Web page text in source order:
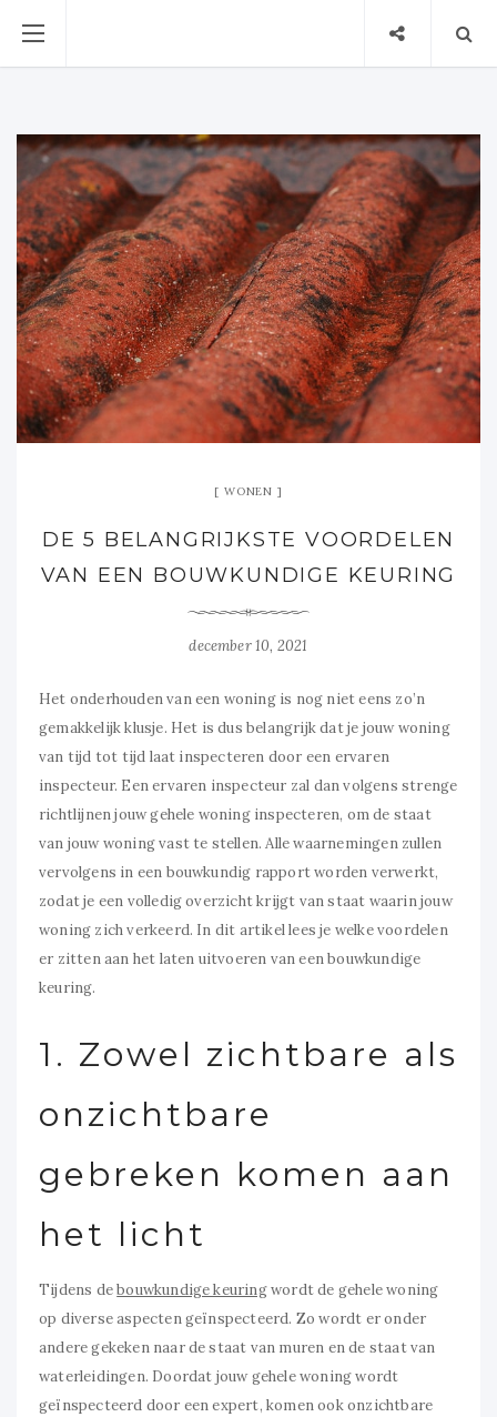
WONEN
DE 5 BELANGRIJKSTE VOORDELEN
VAN EEN BOUWKUNDIGE KEURING
december 10, 2021
Het onderhouden van een woning is nog niet eens zo’n
gemakkelijk klusje. Het is dus belangrijk dat je jouw woning
van tijd tot tijd laat inspecteren door een ervaren
inspecteur. Een ervaren inspecteur zal dan volgens strenge
richtlijnen jouw gehele woning inspecteren, om de staat
van jouw woning vast te stellen. Alle waarnemingen zullen
vervolgens in een bouwkundig rapport worden verwerkt,
zodat je een volledig overzicht krijgt van staat waarin jouw
woning zich verkeerd. In dit artikel lees je welke voordelen
er zitten aan het laten uitvoeren van een bouwkundige
keuring.
1. Zowel zichtbare als
onzichtbare
gebreken komen aan
het licht
Tijdens debouwkundige keuringwordt de gehele woning
op diverse aspecten geïnspecteerd. Zo wordt er onder
andere gekeken naar de staat van muren en de staat van
waterleidingen. Doordat jouw gehele woning wordt
geïnspecteerd door een expert, komen ook onzichtbare